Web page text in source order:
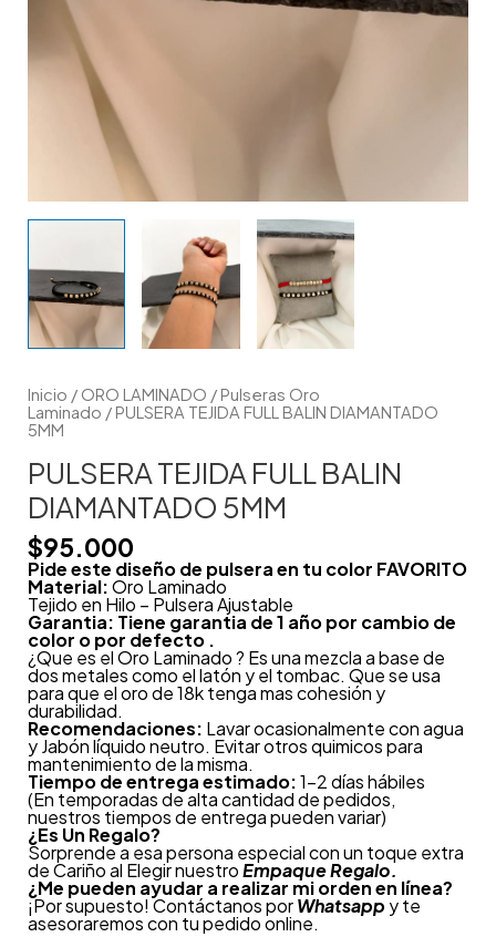
Inicio / ORO LAMINADO /Pulseras Oro
Laminado / PULSERA TEJIDA FULL BALIN DIAMANTADO
5MM
PULSERA TEJIDA FULL BALIN
DIAMANTADO 5MM
$95.000
Pide este diseño de pulsera en tu color FAVORITO
Material:Oro Laminado
Tejido en Hilo – Pulsera Ajustable
Garantia: Tiene garantia de 1 año por cambio de
color o por defecto .
¿Que es el Oro Laminado ? Es una mezcla a base de
dos metales como el latón y el tombac. Que se usa
para que el oro de 18k tenga mas cohesión y
durabilidad.
Recomendaciones: Lavar ocasionalmente con agua
y Jabón líquido neutro. Evitar otros quimicos para
mantenimiento de la misma.
Tiempo de entrega estimado:1-2 días hábiles
(En temporadas de alta cantidad de pedidos,
nuestros tiempos de entrega pueden variar)
¿Es Un Regalo?
Sorprende a esa persona especial con un toque extra
de Cariño al Elegir nuestroEmpaque Regalo.
¿Me pueden ayudar a realizar mi orden en línea?
¡Por supuesto! Contáctanos porWhatsapp y te
asesoraremos con tu pedido online.